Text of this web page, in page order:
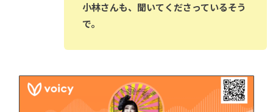
小林さんも、聞いてくださっているそう
で。